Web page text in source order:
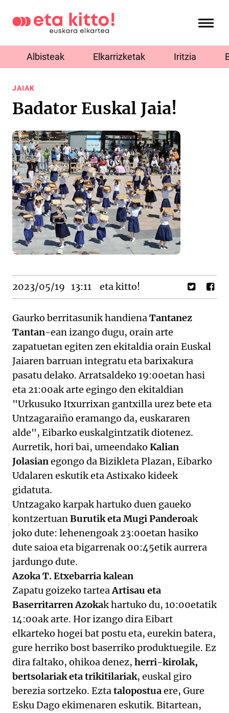
Albisteak Elkarrizketak Iritzia
JAIAK
Badator Euskal Jaia!
2023/05/19 13:11 eta kitto!
Gaurko berritasunik handienaTantanez
Tantan-ean izango dugu, orain arte
zapatuetan egiten zen ekitaldia orain Euskal
Jaiaren barruan integratu eta barixakura
pasatu delako. Arratsaldeko 19:00etan hasi
eta 21:00ak arte egingo den ekitaldian
"Urkusuko Itxurrixan gantxilla urez bete eta
Untzagaraiño eramango da, euskararen
alde", Eibarko euskalgintzatik diotenez.
Aurretik, hori bai, umeendako Kalian
Jolasianegongo da Bizikleta Plazan, Eibarko
Udalaren eskutik eta Astixako kideek
gidatuta.
Untzagako karpak hartuko duen gaueko
kontzertuanBurutik eta Mugi Panderoak
joko dute: lehenengoak 23:00etan hasiko
dute saioa eta bigarrenak 00:45etik aurrera
jardungo dute.
Azoka T. Etxebarria kalean
Zapatu goizeko tarteaArtisau eta
Baserritarren Azokak hartuko du, 10:00etatik
14:00ak arte. Hor izango dira Eibart
elkarteko hogei bat postu eta, eurekin batera,
gure herriko bost baserriko produktuegile. Ez
dira faltako, ohikoa denez, herri-kirolak,
bertsolariak eta trikitilariak, euskal giro
berezia sortzeko. Eztatalopostuaere, Gure
Esku Dago ekimenaren eskutik. Bitartean,